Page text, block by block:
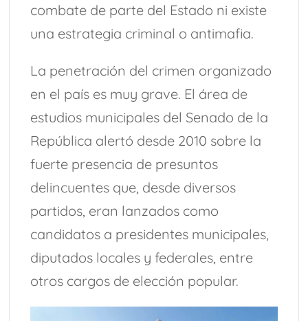
combate de parte del Estado ni existe
una estrategia criminal o antimafia.
La penetración del crimen organizado
en el país es muy grave. El área de
estudios municipales del Senado de la
República alertó desde 2010 sobre la
fuerte presencia de presuntos
delincuentes que, desde diversos
partidos, eran lanzados como
candidatos a presidentes municipales,
diputados locales y federales, entre
otros cargos de elección popular.